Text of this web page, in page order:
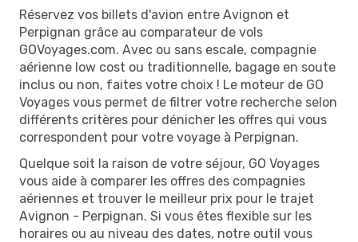
Réservez vos billets d'avion entre Avignon et
Perpignan grâce au comparateur de vols
GOVoyages.com. Avec ou sans escale, compagnie
aérienne low cost ou traditionnelle, bagage en soute
inclus ou non, faites votre choix ! Le moteur de GO
Voyages vous permet de filtrer votre recherche selon
différents critères pour dénicher les offres qui vous
correspondent pour votre voyage à Perpignan.
Quelque soit la raison de votre séjour, GO Voyages
vous aide à comparer les offres des compagnies
aériennes et trouver le meilleur prix pour le trajet
Avignon - Perpignan. Si vous êtes flexible sur les
horaires ou au niveau des dates, notre outil vous